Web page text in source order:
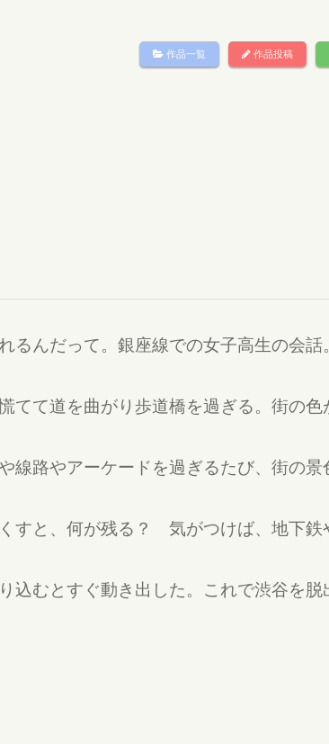
作品一覧 作品投稿
るんだって。銀座線での女子高生の会話
て道を曲がり歩道橋を過ぎる。街の色
線路やアーケードを過ぎるたび、街の景
すと、何が残る？ 気がつけば、地下鉄
むとすぐ動き出した。これで渋谷を脱